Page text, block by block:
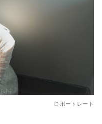
ポートレート